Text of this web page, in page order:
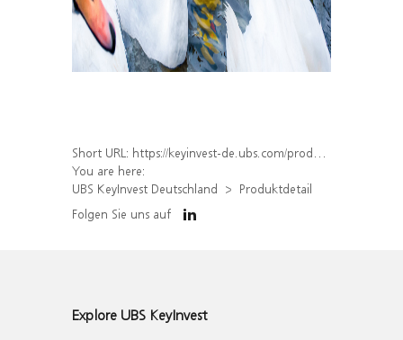
Short URL: https://keyinvest-de.ubs.com/produkt/detail/index/isin/DE000WA8WCP2
You are here:
UBS KeyInvest Deutschland
Produktdetail
Folgen Sie uns auf
Explore UBS KeyInvest